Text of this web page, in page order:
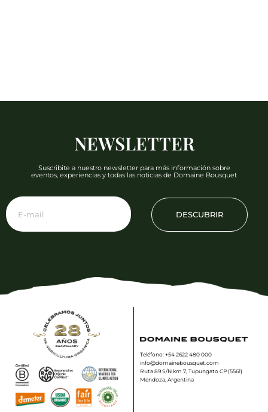
NEWSLETTER
Suscribite a nuestro newsletter para más información sobre
eventos, experiencias y todas las noticias de Domaine Bousquet
DESCUBRIR
Teléfono: +54 2622 480 000
info@domainebousquet.com
Ruta 89 S/N km 7, Tupungato CP (5561)
Mendoza, Argentina